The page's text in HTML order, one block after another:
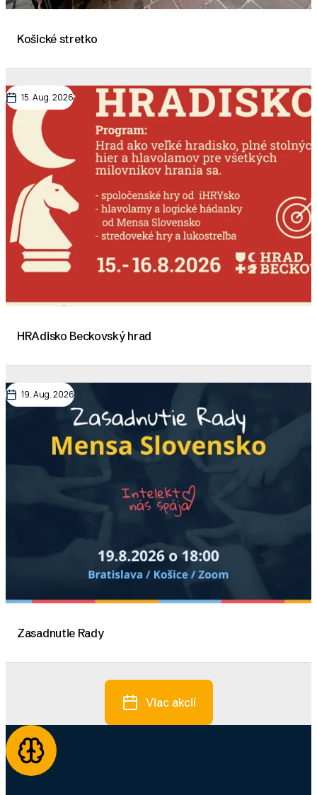
Košické stretko
15. Aug. 2026
HRAdisko Beckovský hrad
19. Aug. 2026
Zasadnutie Rady
Viac akcií